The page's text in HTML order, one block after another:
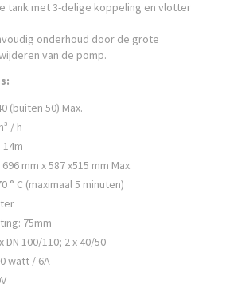
tank met 3-delige koppeling en vlotter
onderhoud door de grote
van de pomp.
(buiten 50) Max.
/ h
mm x 587 x515 mm Max.
° C (maximaal 5 minuten)
75mm
100/110; 2 x 40/50
watt / 6A